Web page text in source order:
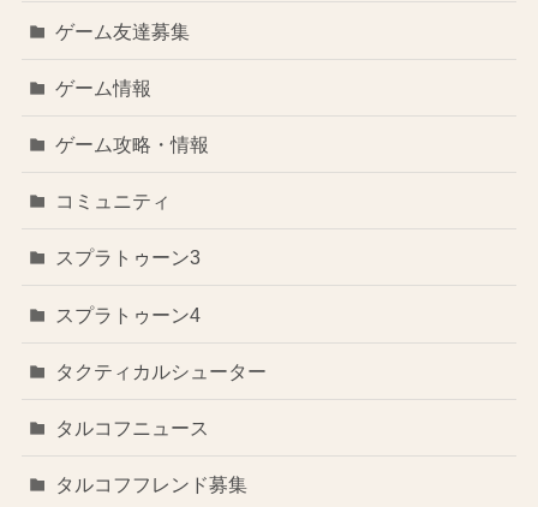
ゲーム友達募集
ゲーム情報
ゲーム攻略・情報
コミュニティ
スプラトゥーン3
スプラトゥーン4
タクティカルシューター
タルコフニュース
タルコフフレンド募集